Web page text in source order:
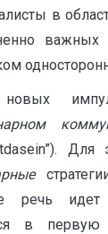
в
важных
новых
Для
речь идет
в